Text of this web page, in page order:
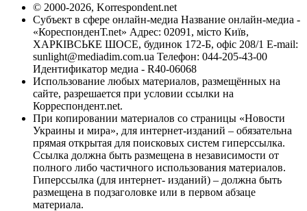
© 2000-2026, Korrespondent.net
Субъект в сфере онлайн-медиа Название онлайн-медиа -
«КореспонденТ.net» Адрес: 02091, місто Київ,
ХАРКІВСЬКЕ ШОСЕ, будинок 172-Б, офіс 208/1 E-mail:
sunlight@mediadim.com.ua Телефон: 044-205-43-00
Идентификатор медиа - R40-06068
Использование любых материалов, размещённых на
сайте, разрешается при условии ссылки на
Корреспондент.net.
При копировании материалов со страницы «Новости
Украины и мира», для интернет-изданий – обязательна
прямая открытая для поисковых систем гиперссылка.
Ссылка должна быть размещена в независимости от
полного либо частичного использования материалов.
Гиперссылка (для интернет- изданий) – должна быть
размещена в подзаголовке или в первом абзаце
материала.